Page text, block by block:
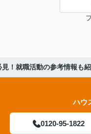
！就職活動の参考情報も
ハウ
0120-95-1822